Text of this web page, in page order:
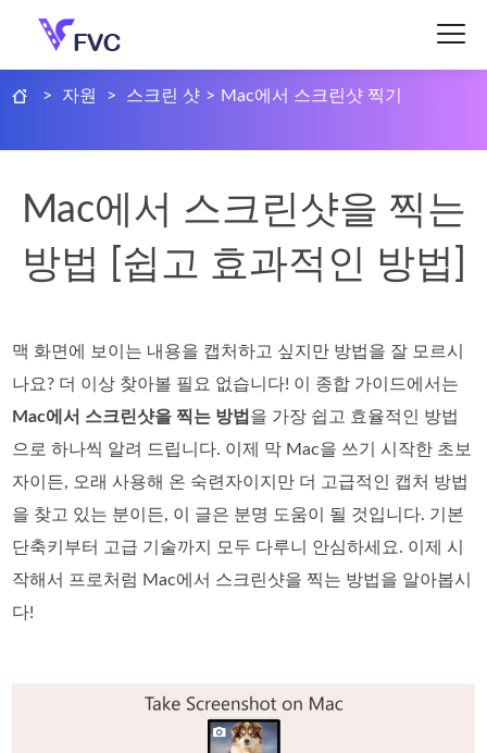
> 자원 > 스크린 샷 > Mac에서 스크린샷 찍기
Mac에서 스크린샷을 찍는
방법 [쉽고 효과적인 방법]
맥 화면에 보이는 내용을 캡처하고 싶지만 방법을 잘 모르시
나요? 더 이상 찾아볼 필요 없습니다! 이 종합 가이드에서는
Mac에서 스크린샷을 찍는 방법 을 가장 쉽고 효율적인 방법
으로 하나씩 알려 드립니다. 이제 막 Mac을 쓰기 시작한 초보
자이든, 오래 사용해 온 숙련자이지만 더 고급적인 캡처 방법
을 찾고 있는 분이든, 이 글은 분명 도움이 될 것입니다. 기본
단축키부터 고급 기술까지 모두 다루니 안심하세요. 이제 시
작해서 프로처럼 Mac에서 스크린샷을 찍는 방법을 알아봅시
다!